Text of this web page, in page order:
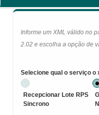
Informe um XML válido no
2.02 e escolha a opção de
Selecione qual o serviço o
Recepcionar Lote RPS
Sincrono